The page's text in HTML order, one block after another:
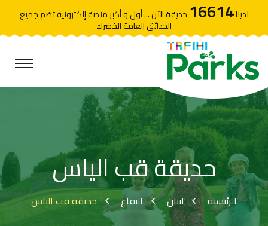
لدينا16614 حديقة الآن ... أول و أكبر منصة إلكترونية تضم جميع
الحدائق العامة الخضراء
حديقة قب الياس
الرئيسية لبنان البقاع حديقة قب الياس